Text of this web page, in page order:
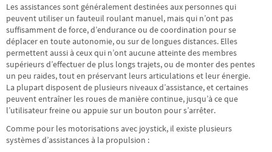
Les assistances sont généralement destinées aux personnes qui
peuvent utiliser un fauteuil roulant manuel, mais qui n’ont pas
suffisamment de force, d’endurance ou de coordination pour se
déplacer en toute autonomie, ou sur de longues distances. Elles
permettent aussi à ceux qui n’ont aucune atteinte des membres
supérieurs d’effectuer de plus longs trajets, ou de monter des pentes
un peu raides, tout en préservant leurs articulations et leur énergie.
La plupart disposent de plusieurs niveaux d’assistance, et certaines
peuvent entraîner les roues de manière continue, jusqu’à ce que
l’utilisateur freine ou appuie sur un bouton pour s’arrêter.
Comme pour les motorisations avec joystick, il existe plusieurs
systèmes d’assistances à la propulsion :